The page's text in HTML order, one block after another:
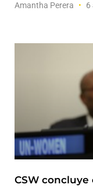
Amantha Perera 6
CSW